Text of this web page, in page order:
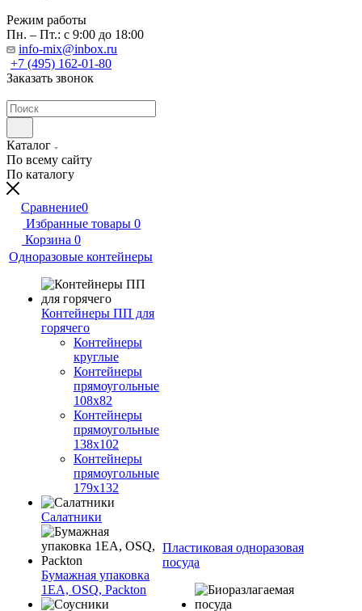
Режим работы
Пн. – Пт.: с 9:00 до 18:00
info-mix@inbox.ru
+7 (495) 162-01-80
Заказать звонок
Каталог
По всему сайту
По каталогу
Сравнение0
Избранные товары 0
Корзина 0
Одноразовые контейнеры
Контейнеры ПП для
горячего
Контейнеры
круглые
Контейнеры
прямоугольные
108х82
Контейнеры
прямоугольные
138х102
Контейнеры
прямоугольные
179х132
Салатники
Бумажная упаковка
1ЕА, OSQ, Packton
Пластиковая одноразовая
посуда